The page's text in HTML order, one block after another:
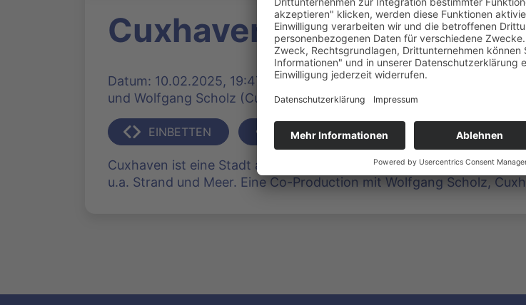
Cuxhaven
Datum: 10.02.2025, 19:47 Uhr | Produziert: von Dieter Grönecke
und Wolfgang Scholz (Cuxhaven) | 5273 Klicks
EINBETTEN TEILEN
Cuxhaven ist eine Stadt an der Mündung der Elbe in die Nordsee. Sie
u.a. Strand und Meer. Eine Co-Production mit Wolfgang Scholz,